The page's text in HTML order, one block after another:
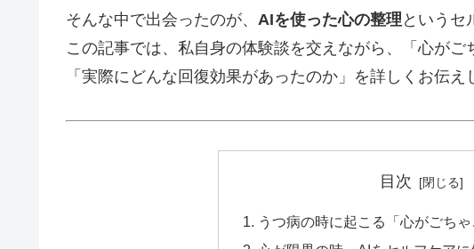
そんな中で出会ったのが、 AIを使った心の整理 というセ
この記事では、私自身の体験談を交えながら、「心がご
「実際にどんな回復効果があったのか」を詳しくお伝え
目次
うつ病の時に起こる「心がごち